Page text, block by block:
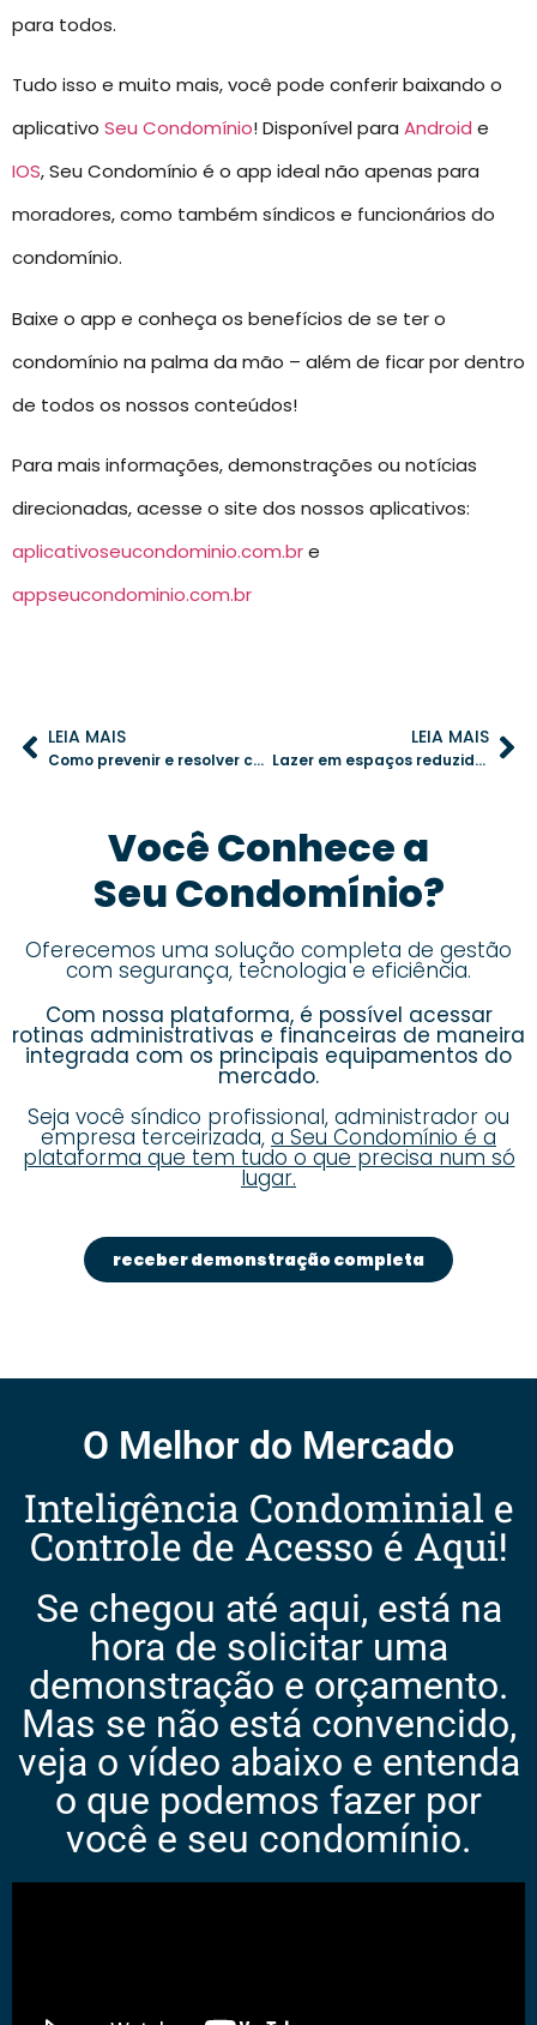
para todos.
Tudo isso e muito mais, você pode conferir baixando o
aplicativo Seu Condomínio! Disponível para Android e
IOS, Seu Condomínio é o app ideal não apenas para
moradores, como também síndicos e funcionários do
condomínio.
Baixe o app e conheça os benefícios de se ter o
condomínio na palma da mão – além de ficar por dentro
de todos os nossos conteúdos!
Para mais informações, demonstrações ou notícias
direcionadas, acesse o site dos nossos aplicativos:
aplicativoseucondominio.com.bre
appseucondominio.com.br
LEIA MAIS
Como prevenir e resolver conflitos entre vizinhos no condomínio
LEIA MAIS
Lazer em espaços reduzidos: ideias criativas para condomínios
Você Conhece a
Seu Condomínio?
Oferecemos uma solução completa de gestão
com segurança, tecnologia e eficiência.
Com nossa plataforma, é possível acessar
rotinas administrativas e financeiras de maneira
integrada com os principais equipamentos do
mercado.
Seja você síndico profissional, administrador ou
empresa terceirizada, a Seu Condomínio é a
plataforma que tem tudo o que precisa num só
lugar.
receber demonstração completa
O Melhor do Mercado
Inteligência Condominial e
Controle de Acesso é Aqui!
Se chegou até aqui, está na
hora de solicitar uma
demonstração e orçamento.
Mas se não está convencido,
veja o vídeo abaixo e entenda
o que podemos fazer por
você e seu condomínio.